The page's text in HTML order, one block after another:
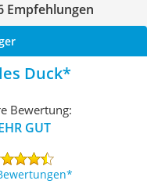
Empfehlungen
Duck
Bewertung:
GUT